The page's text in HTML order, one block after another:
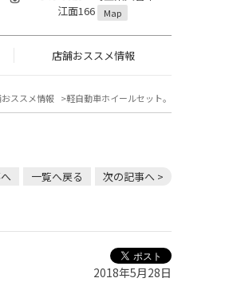
江面166
Map
店舗おススメ情報
ススメ情報 軽自動車ホイールセット。
一覧へ戻る 次の記事へ >
2018年5月28日